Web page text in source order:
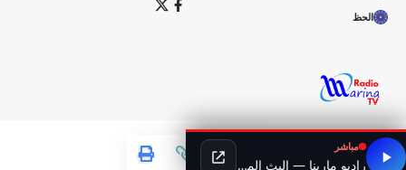
الحظ
مباشر
راديو مارينا — البث المباشر